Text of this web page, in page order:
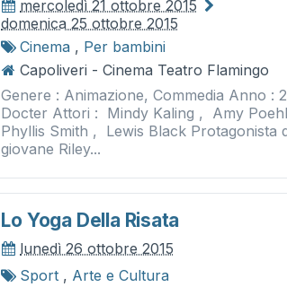
mercoledì 21 ottobre 2015
domenica 25 ottobre 2015
Cinema , Per bambini
Capoliveri - Cinema Teatro Flamingo
Genere : Animazione, Commedia Anno :
Docter Attori : Mindy Kaling , Amy
Phyllis Smith , Lewis Black Protagonista
giovane Riley...
Lo Yoga Della Risata
lunedì 26 ottobre 2015
Sport , Arte e Cultura